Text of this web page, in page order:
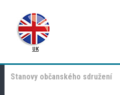
UK
Stanovy občanského sdružení